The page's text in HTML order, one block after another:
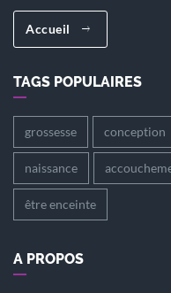
Accueil
TAGS POPULAIRES
grossesse conception
naissance
être enceinte
A PROPOS